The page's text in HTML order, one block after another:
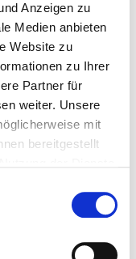
Anzeigen zu
Medien anbieten
Website zu
zu Ihrer
Partner für
weiter. Unsere
mit
bereitgestellt